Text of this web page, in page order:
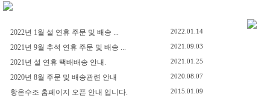
2022년 1월 설 연휴 주문 및 배송 ... 2022.01.14
2021년 9월 추석 연휴 주문 및 배송 ... 2021.09.03
2021년 설 연휴 택배배송 안내. 2021.01.25
2020년 8월 주문 및 배송관련 안내 2020.08.07
항온수조 홈페이지 오픈 안내 입니다. 2015.01.09